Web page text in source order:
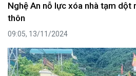
Nghệ An nỗ lực xóa nhà tạm dột
thôn
09:05, 13/11/2024